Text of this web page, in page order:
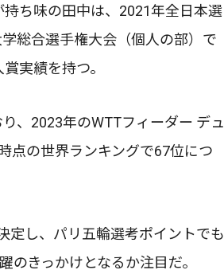
ち味の田中は、2021年全日本選
総合選手権大会（個人の部）で
実績を持つ。
、2023年のWTTフィーダー デュ
点の世界ランキングで67位につ
定し、パリ五輪選考ポイントでも
きっかけとなるか注目だ。